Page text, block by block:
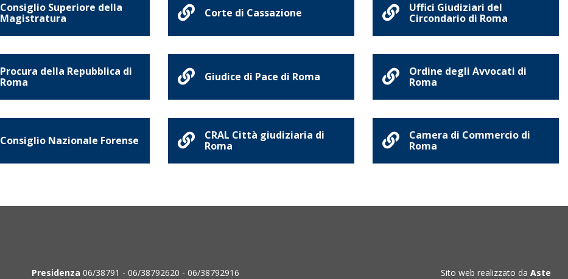
Consiglio Superiore della
Magistratura
Corte di Cassazione
Uffici Giudiziari del
Circondario di Roma
Procura della Repubblica di
Roma
Giudice di Pace di Roma
Ordine degli Avvocati di
Roma
Consiglio Nazionale Forense
CRAL Città giudiziaria di
Roma
Camera di Commercio di
Roma
Presidenza 06/38791 - 06/38792620 - 06/38792916 Sito web realizzato da Aste